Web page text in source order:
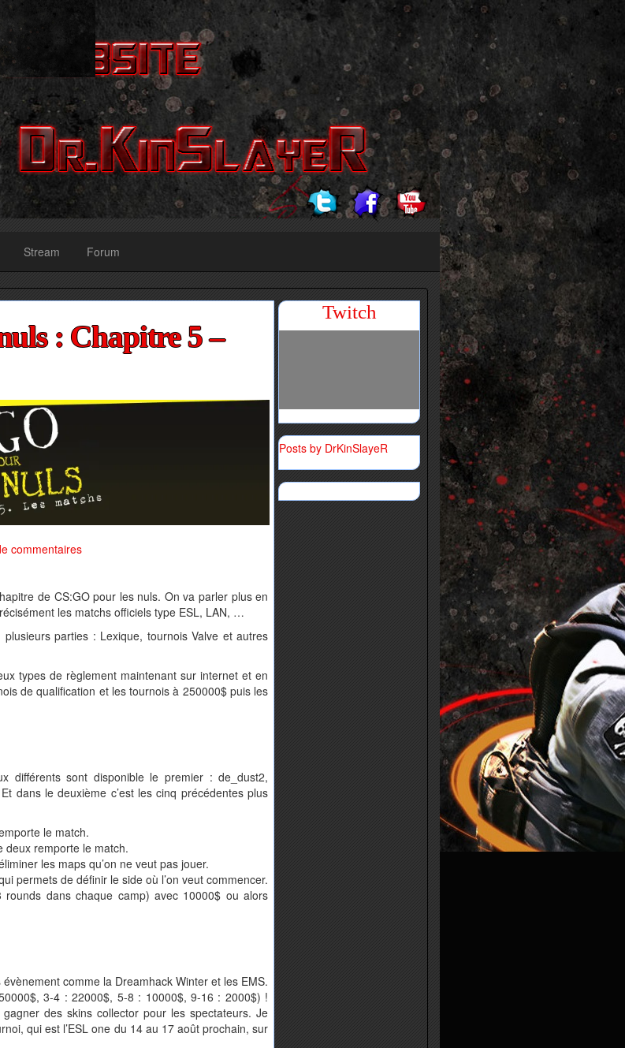
Stream Forum
: Chapitre 5 –
commentaires
de CS:GO pour les nuls. On va parler plus en
les matchs officiels type ESL, LAN, …
parties : Lexique, tournois Valve et autres
types de règlement maintenant sur internet et en
de qualification et les tournois à 250000$ puis les
différents sont disponible le premier : de_dust2,
dans le deuxième c’est les cinq précédentes plus
le match.
deux remporte le match.
les maps qu’on ne veut pas jouer.
permets de définir le side où l’on veut commencer.
dans chaque camp) avec 10000$ ou alors
comme la Dreamhack Winter et les EMS.
3-4 : 22000$, 5-8 : 10000$, 9-16 : 2000$) !
des skins collector pour les spectateurs. Je
qui est l’ESL one du 14 au 17 août prochain, sur
Twitch
Posts by DrKinSlayeR